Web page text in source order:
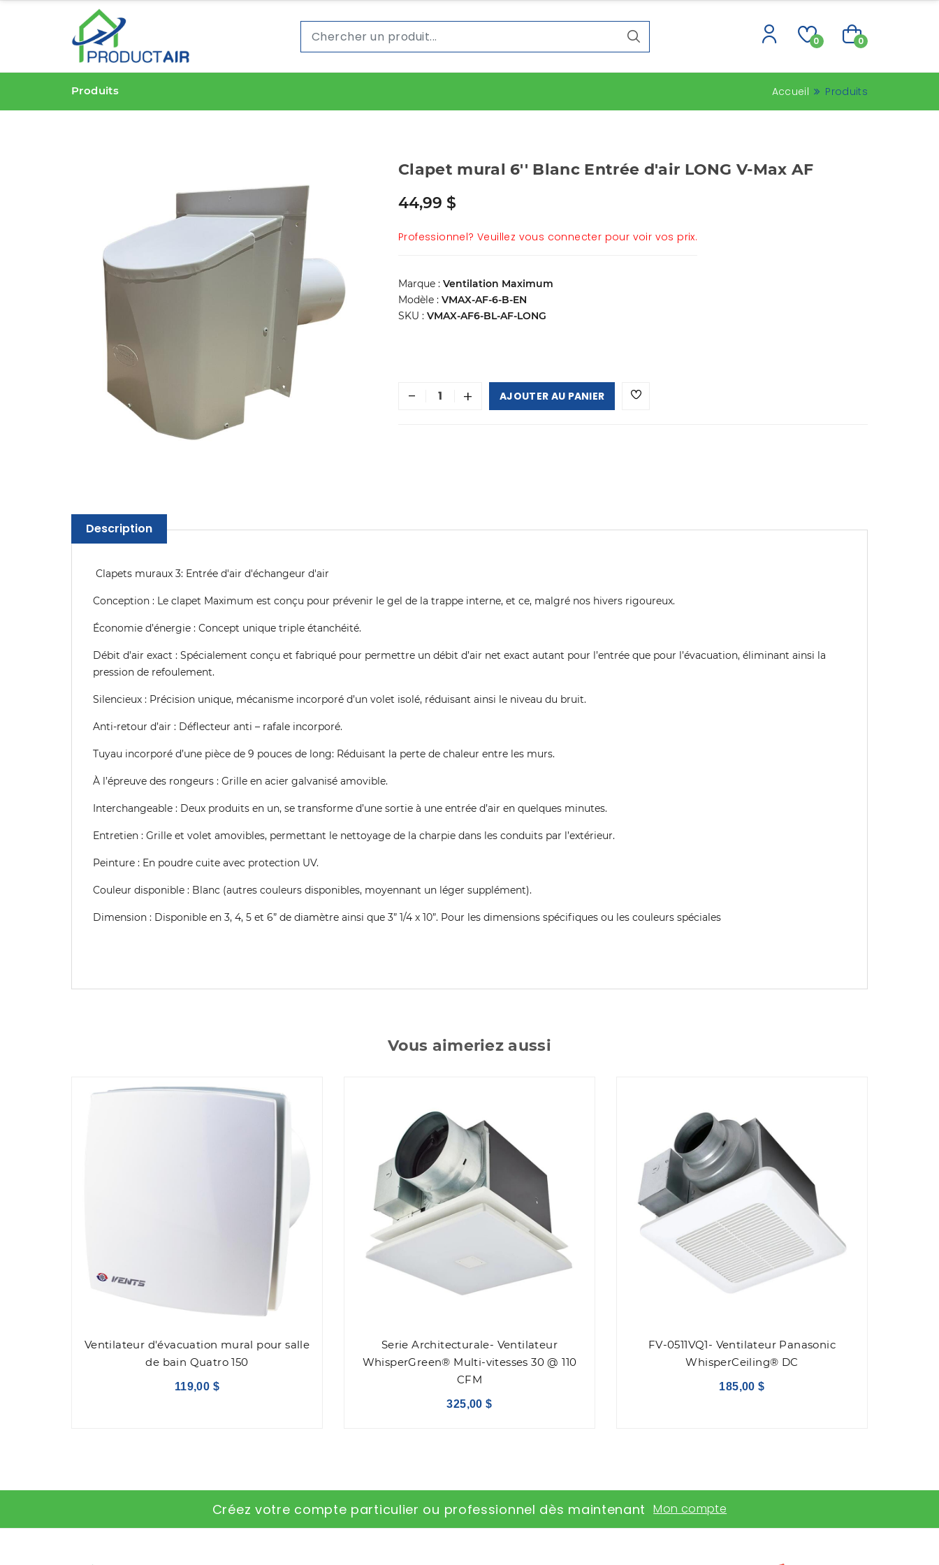
0 0
Produits Accueil Produits
Clapet mural 6'' Blanc Entrée d'air LONG V-Max AF
44,99 $
Professionnel? Veuillez vous connecter pour voir vos prix.
Marque : Ventilation Maximum
Modèle : VMAX-AF-6-B-EN
SKU : VMAX-AF6-BL-AF-LONG
- + AJOUTER AU PANIER
Description
Clapets muraux 3: Entrée d'air d'échangeur d'air
Conception : Le clapet Maximum est conçu pour prévenir le gel de la trappe interne, et ce, malgré nos hivers rigoureux.
Économie d’énergie : Concept unique triple étanchéité.
Débit d’air exact : Spécialement conçu et fabriqué pour permettre un débit d’air net exact autant pour l’entrée que pour l’évacuation, éliminant ainsi la
pression de refoulement.
Silencieux : Précision unique, mécanisme incorporé d’un volet isolé, réduisant ainsi le niveau du bruit.
Anti-retour d’air : Déflecteur anti – rafale incorporé.
Tuyau incorporé d’une pièce de 9 pouces de long: Réduisant la perte de chaleur entre les murs.
À l’épreuve des rongeurs : Grille en acier galvanisé amovible.
Interchangeable : Deux produits en un, se transforme d’une sortie à une entrée d’air en quelques minutes.
Entretien : Grille et volet amovibles, permettant le nettoyage de la charpie dans les conduits par l’extérieur.
Peinture : En poudre cuite avec protection UV.
Couleur disponible : Blanc (autres couleurs disponibles, moyennant un léger supplément).
Dimension : Disponible en 3, 4, 5 et 6” de diamètre ainsi que 3” 1/4 x 10”. Pour les dimensions spécifiques ou les couleurs spéciales
Vous aimeriez aussi
Ventilateur d'évacuation mural pour salle
de bain Quatro 150
119,00 $
Serie Architecturale- Ventilateur
WhisperGreen® Multi-vitesses 30 @ 110
CFM
325,00 $
FV-0511VQ1- Ventilateur Panasonic
WhisperCeiling® DC
185,00 $
Créez votre compte particulier ou professionnel dès maintenant Mon compte